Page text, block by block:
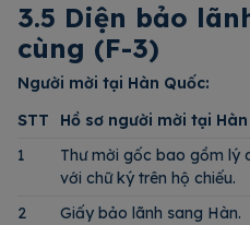
3.5 Diện bảo
cùng (F-3)
Người mời tại Hàn Quốc:
STT
Hồ sơ người mời tại
1
Thư mời gốc bao gồm lý
với chữ ký trên hộ chiếu.
2
Giấy bảo lãnh sang Hàn.